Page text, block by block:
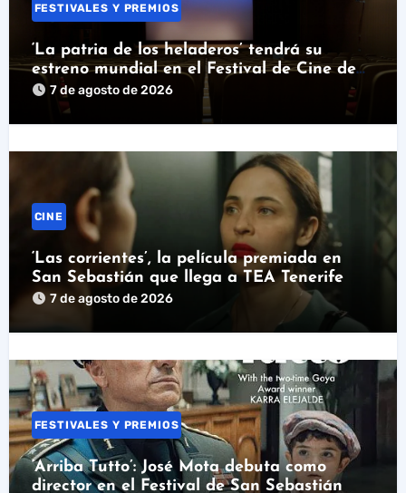
FESTIVALES Y PREMIOS
‘La patria de los heladeros’ tendrá su
estreno mundial en el Festival de Cine de
Santander
7 de agosto de 2026
CINE
‘Las corrientes’, la película premiada en
San Sebastián que llega a TEA Tenerife
7 de agosto de 2026
FESTIVALES Y PREMIOS
‘Arriba Tutto’: José Mota debuta como
director en el Festival de San Sebastián